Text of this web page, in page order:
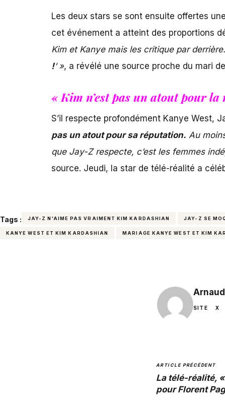
Les deux stars se sont ensuite offertes
cet événement a atteint des proportions
Kim et Kanye mais les critique par derrière.
!‘ », a révélé une source proche du mari
« Kim n’est pas un atout pour
S’il respecte profondément Kanye West,
pas un atout pour sa réputation. Au
que Jay-Z respecte, c’est les femmes
source. Jeudi, la star de télé-réalité a
Tags : JAY-Z N'AIME PAS VRAIMENT KIM KARDASHIAN JAY-Z SE
KANYE WEST ET KIM KARDASHIAN MARIAGE KANYE WEST ET KIM
Arnaud
SITE X
ARTICLE PRÉCÉDENT
La télé-réalité,
pour Florent